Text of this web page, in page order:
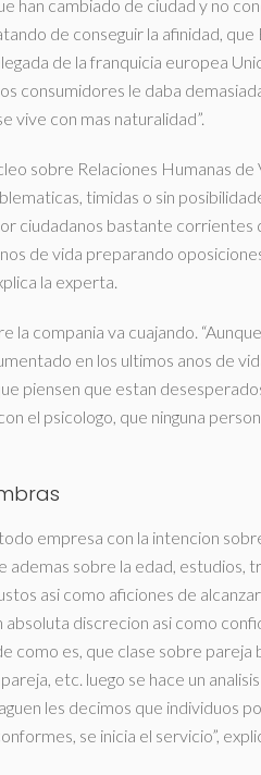
han cambiado de ciudad y no
de conseguir la afinidad, que
de la franquicia europea
consumidores le daba
vive con mas naturalidad”.
sobre Relaciones Humanas de
timidas o sin
ciudadanos bastante corrientes
de vida preparando
la experta.
la compania va cuajando.
en los ultimos anos de
piensen que estan
el psicologo, que ninguna
empresa con la intencion
ademas sobre la edad, estudios,
asi­ como aficiones de
discrecion asi­ como
como es, que clase sobre pareja
etc. luego se hace un
les decimos que individuos
se inicia el servicio”,